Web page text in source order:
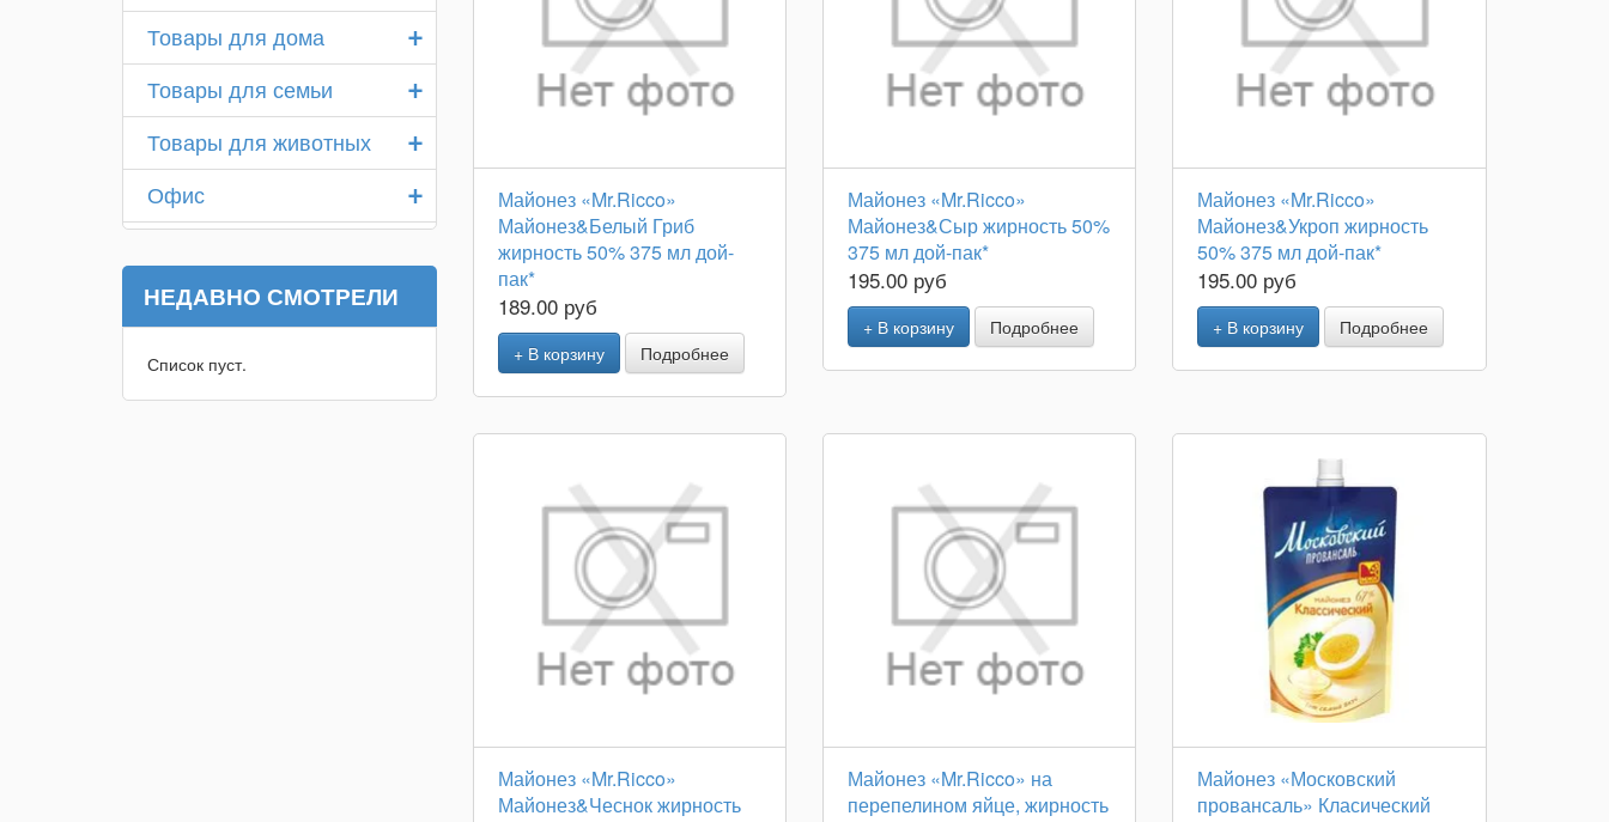
Майонез «Mr.Ricco»
Майонез&Белый Гриб
жирность 50% 375 мл дой-
пак*
189.00 руб
+ В корзину Подробнее
Майонез «Mr.Ricco»
Майонез&Сыр жирность 50%
375 мл дой-пак*
195.00 руб
+ В корзину Подробнее
Майонез «Mr.Ricco»
Майонез&Укроп жирность
50% 375 мл дой-пак*
195.00 руб
+ В корзину Подробнее
Майонез «Mr.Ricco»
Майонез&Чеснок жирность
Майонез «Mr.Ricco» на
перепелином яйце, жирность
Майонез «Московский
провансаль» Класический
+
Товары для дома
+
Товары для семьи
+
Товары для животных
+
Офис
НЕДАВНО СМОТРЕЛИ
Список пуст.